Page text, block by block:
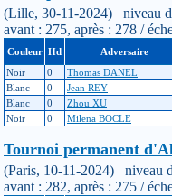
(Lille, 30-11-2024) niveau
avant : 275, après : 278 /
Couleur Hd Adversaire
Noir
0 Thomas DANEL
Blanc
0 Jean REY
Blanc
0 Zhou XU
Noir
0 Milena BOCLE
Tournoi permanent
(Paris, 10-11-2024) niveau
avant : 282, après : 275 /